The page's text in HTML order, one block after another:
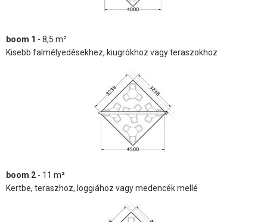
boom 1 - 8,5 m²
Kisebb falmélyedésekhez, kiugrókhoz vagy teraszokhoz
boom 2 - 11 m²
Kertbe, teraszhoz, loggiához vagy medencék mellé